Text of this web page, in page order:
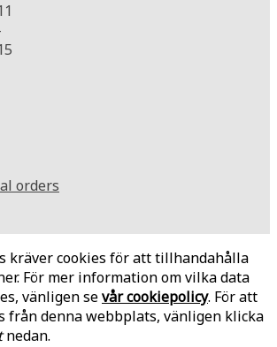
orders
kräver cookies för att tillhandahålla
För mer information om vilka data
vänligen sevår cookiepolicy. För att
från denna webbplats, vänligen klicka
nedan.